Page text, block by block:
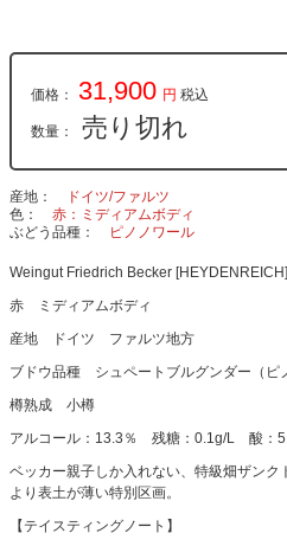
価格： 31,900 円 税込
数量： 売り切れ
産地
ドイツ/ファルツ
色
赤：ミディアムボディ
ぶどう品種
ピノノワール
Weingut Friedrich Becker
赤 ミディアムボディ
産地 ドイツ ファルツ地方
ブドウ品種 シュペートブルグンダー（ピ
樽熟成 小樽
アルコール：13.3％ 残糖：0.1g/L 酸：
ベッカー親子しか入れない、特級畑ザンク
より表土が薄い特別区画。
【テイスティングノート】